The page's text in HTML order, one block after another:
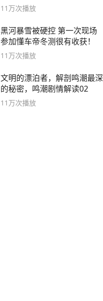
11万次播放
黑河暴雪被硬控 第一次现场
参加懂车帝冬测很有收获！
11万次播放
文明的漂泊者，解剖鸣潮最深
的秘密，鸣潮剧情解读02
11万次播放